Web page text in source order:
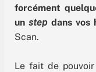
forcément
unstep dans vos
Scan.
Le fait de